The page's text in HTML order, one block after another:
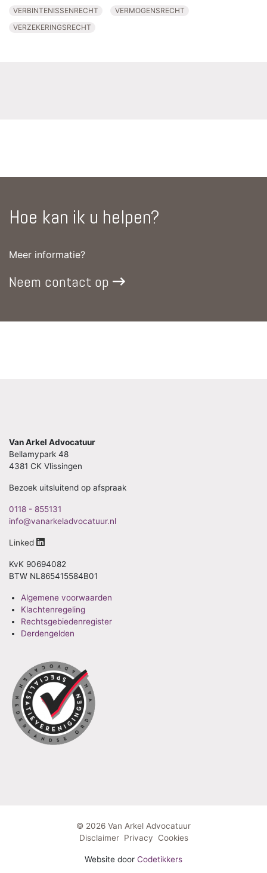
VERBINTENISSENRECHT
VERMOGENSRECHT
VERZEKERINGSRECHT
Hoe kan ik u helpen?
Meer informatie?
Neem contact op
Van Arkel Advocatuur
Bellamypark 48
4381 CK Vlissingen
Bezoek uitsluitend op afspraak
0118 - 855131
info@vanarkeladvocatuur.nl
Linked
KvK 90694082
BTW NL865415584B01
Algemene voorwaarden
Klachtenregeling
Rechtsgebiedenregister
Derdengelden
© 2026 Van Arkel Advocatuur
Disclaimer Privacy Cookies
Website door Codetikkers